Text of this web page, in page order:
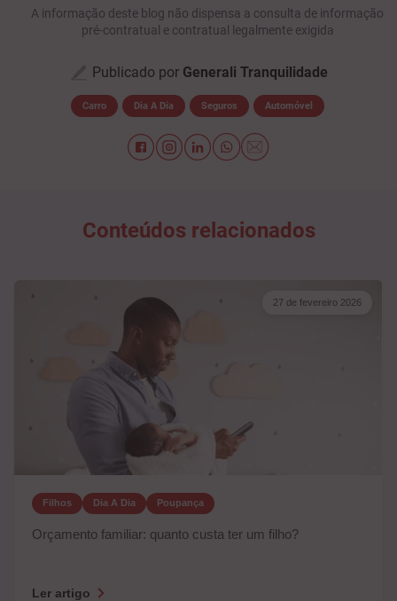
A informação deste blog não dispensa a consulta de informação
pré-contratual e contratual legalmente exigida
Publicado por Generali Tranquilidade
Carro Dia A Dia Seguros Automóvel
Conteúdos relacionados
27 de fevereiro 2026
Filhos Dia A Dia Poupança
Orçamento familiar: quanto custa ter um filho?
Ler artigo